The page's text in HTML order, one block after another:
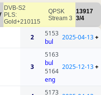
DVB-S2
PLS:
Gold+210115
QPSK
Stream 3
13917
3/4
2
5153
bul
2025-04-13+
3
5163
bul
5164
eng
2025-12-13+
5173